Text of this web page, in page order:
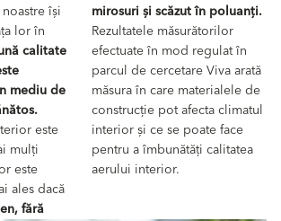
își
lor în
calitate
mediu de
este
mulți
este
ales dacă
fără
mirosuri și scăzut în poluanți.
Rezultatele măsurătorilor
efectuate în mod regulat în
parcul de cercetare Viva arată
măsura în care materialele de
construcție pot afecta climatul
interior și ce se poate face
pentru a îmbunătăți calitatea
aerului interior.